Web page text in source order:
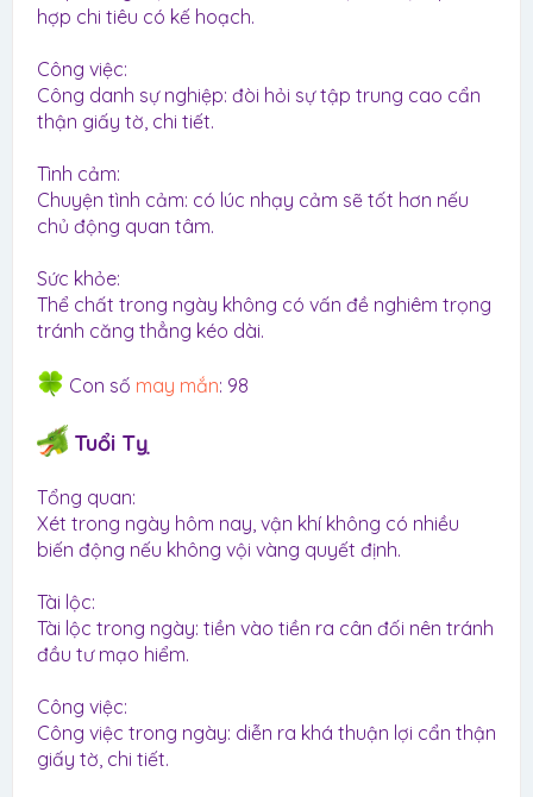
hợp chi tiêu có kế hoạch.
Công việc:
Công danh sự nghiệp: đòi hỏi sự tập trung cao cẩn
thận giấy tờ, chi tiết.
Tình cảm:
Chuyện tình cảm: có lúc nhạy cảm sẽ tốt hơn nếu
chủ động quan tâm.
Sức khỏe:
Thể chất trong ngày không có vấn đề nghiêm trọng
tránh căng thẳng kéo dài.
Con số may mắn: 98
Tuổi Tỵ
Tổng quan:
Xét trong ngày hôm nay, vận khí không có nhiều
biến động nếu không vội vàng quyết định.
Tài lộc:
Tài lộc trong ngày: tiền vào tiền ra cân đối nên tránh
đầu tư mạo hiểm.
Công việc:
Công việc trong ngày: diễn ra khá thuận lợi cẩn thận
giấy tờ, chi tiết.